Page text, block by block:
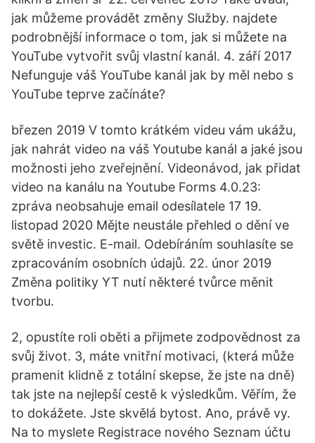
jak můžeme provádět změny Služby. najdete
podrobnější informace o tom, jak si můžete na
YouTube vytvořit svůj vlastní kanál. 4. září 2017
Nefunguje váš YouTube kanál jak by měl nebo s
YouTube teprve začínáte?
březen 2019 V tomto krátkém videu vám ukážu,
jak nahrát video na váš Youtube kanál a jaké jsou
možnosti jeho zveřejnění. Videonávod, jak přidat
video na kanálu na Youtube Forms 4.0.23:
zpráva neobsahuje email odesílatele 17 19.
listopad 2020 Mějte neustále přehled o dění ve
světě investic. E-mail. Odebíráním souhlasíte se
zpracováním osobních údajů. 22. únor 2019
Změna politiky YT nutí některé tvůrce měnit
tvorbu.
2, opustíte roli oběti a přijmete zodpovědnost za
svůj život. 3, máte vnitřní motivaci, (která může
pramenit klidně z totální skepse, že jste na dně)
tak jste na nejlepší cestě k výsledkům. Věřím, že
to dokážete. Jste skvělá bytost. Ano, právě vy.
Na to myslete Registrace nového Seznam účtu